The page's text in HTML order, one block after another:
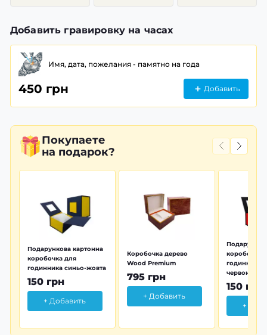
Добавить гравировку на часах
Имя, дата, пожелания - памятно на года
450 грн Добавить
Покупаете
на подарок?
Подарункова картонна
коробочка для
годинника синьо-жовта
150 грн
+ Добавить
Коробочка дерево
Wood Premium
795 грн
+ Добавить
коробочка
годинника
червона
150 грн
+